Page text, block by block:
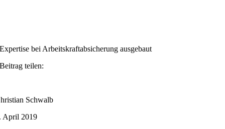
Expertise bei Arbeitskraftabsicherung ausgebaut
Beitrag teilen:
Schwalb
April 2019